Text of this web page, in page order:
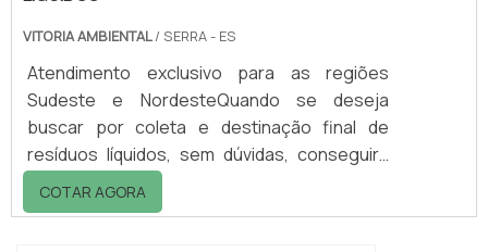
VITORIA AMBIENTAL/ SERRA - ES
Atendimento exclusivo para as regiões
Sudeste e NordesteQuando se deseja
buscar por coleta e destinação final de
resíduos líquidos, sem dúvidas, conseguirá
encontrar na empresa Vitória Ambiental.
Comparando na vitrine que se chama
COTAR AGORA